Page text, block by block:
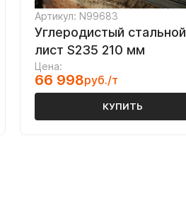
Артикул: N99683
Углеродистый стальной
лист S235 210 мм
Цена:
66 998руб./т
КУПИТЬ